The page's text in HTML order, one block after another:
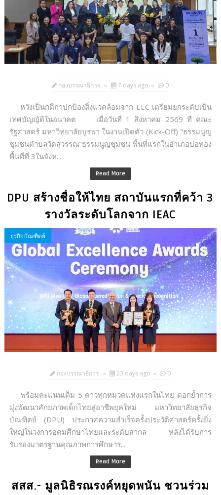
กองบรรณาธิการ 7 days ago 0
หวังเป็นกติกาปกป้องสิ่งแวดล้อมจาก EEC เตรียมยกระดับเป็น
เทศบัญญัติในอนาคต เมื่อวันที่ 1 สิงหาคม 2569 ที่ คณะ
รัฐศาสตร์ มหาวิทยาลัยบูรพา ในงานเปิดตัว (Kick-Off) “ธรรมนูญ
ชุมชนตำบลวัดสุวรรณ”ธรรมนูญชุมชน พื้นที่แรกในอำเภอบ่อทอง
พื้นที่ที่ 3ในจังห...
Read More
DPU สร้างชื่อให้ไทย สถาบันแรกที่คว้า 3
รางวัลระดับโลกจาก IEAC
ธุรกิจบัณฑิตย์
กองบรรณาธิการ 23 days ago 0
พร้อมคะแนนเต็ม 5 ดาวทุกหมวดแห่งแรกในไทย ตอกย้ำการ
มุ่งพัฒนาศักยภาพเด็กไทยสู่อาชีพยุคใหม่ มหาวิทยาลัยธุรกิจ
บัณฑิตย์ (DPU) ประกาศความสำเร็จครั้งประวัติศาสตร์ครั้งยิ่ง
ใหญ่ในวงการอุดมศึกษาไทยและระดับสากล หลังได้รับการ
รับรองมาตรฐานคุณภาพการศึกษาร...
Read More
สสส.- มูลนิธิรณรงค์หยุดพนัน ชวนร่วม